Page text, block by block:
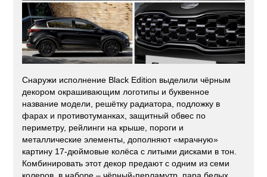
Снаружи исполнение Black Edition выделили чёрным
декором окрашивающим логотипы и буквенное
название модели, решётку радиатора, подложку в
фарах и противотуманках, защитный обвес по
периметру, рейлинги на крыше, пороги и
металлические элементы, дополняют «мрачную»
картину 17-дюймовые колёса с литыми дисками в тон.
Комбинировать этот декор предают с одним из семи